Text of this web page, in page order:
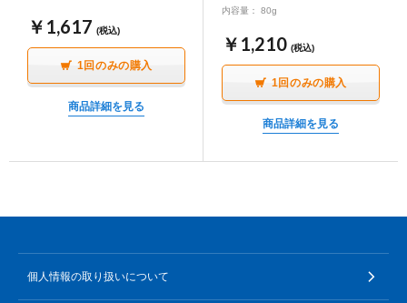
ログイン / 新規会員登録
美容・スキンケア
ポイントを貯める
ジャーナル(美容情報・健康情報・読み物)
ご案内
￥1,617 (税込)
1回のみの購入
商品詳細を見る
内容量： 80g
￥1,210 (税込)
1回のみの購入
商品詳細を見る
個人情報の取り扱いについて